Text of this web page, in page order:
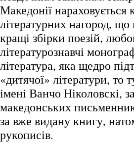
Македонії нараховується
літературних нагород,
кращі збірки поезій,
літературознавчі
література, яка щедро
«дитячої» літератури, то
імені Ванчо Ніколовскі,
македонських
за вже видану книгу,
рукописів.